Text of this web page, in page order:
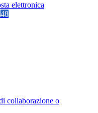
elettronica
48
collaborazione o